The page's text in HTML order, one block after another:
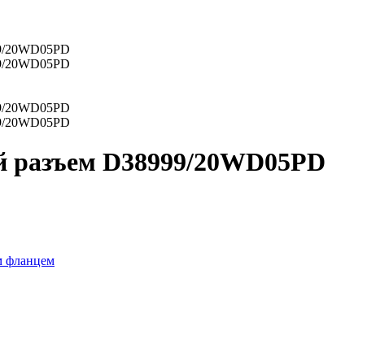
D38999/20WD05PD
фланцем